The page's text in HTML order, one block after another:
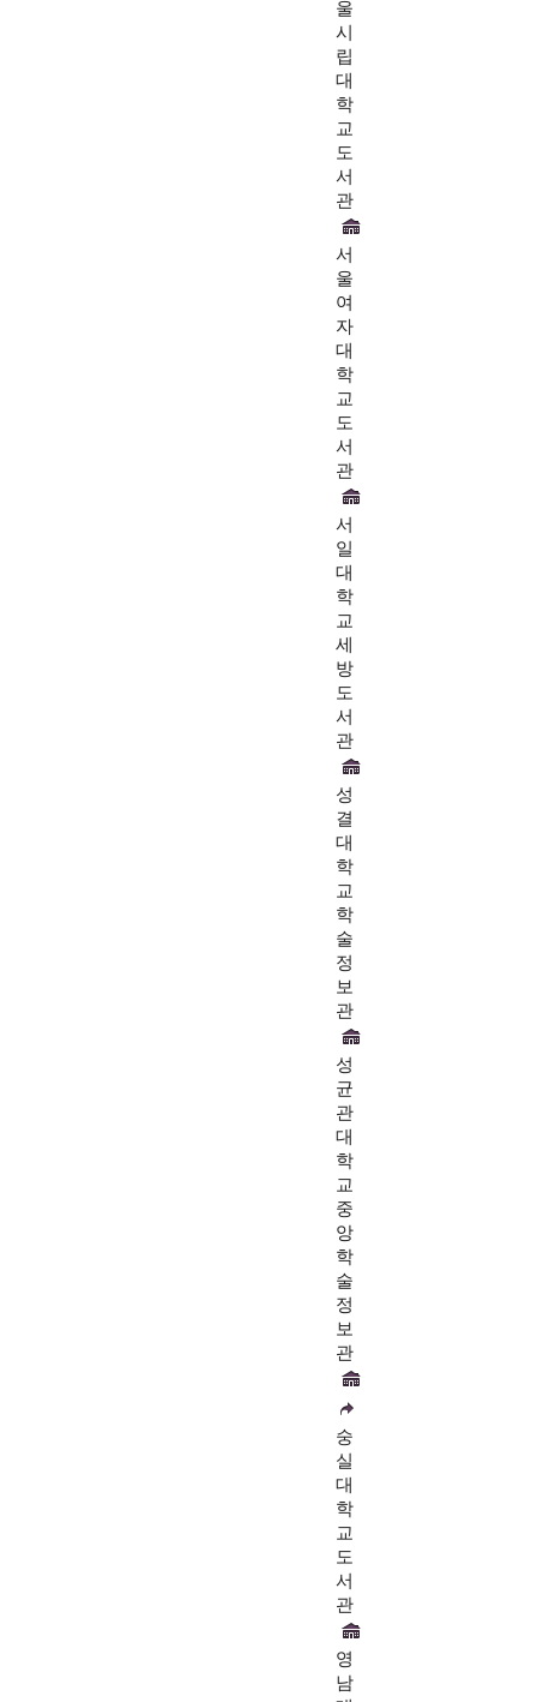
울
시
립
대
학
교
도
서
관
서
울
여
자
대
학
교
도
서
관
서
일
대
학
교
세
방
도
서
관
성
결
대
학
교
학
술
정
보
관
성
균
관
대
학
교
중
앙
학
술
정
보
관
숭
실
대
학
교
도
서
관
영
남